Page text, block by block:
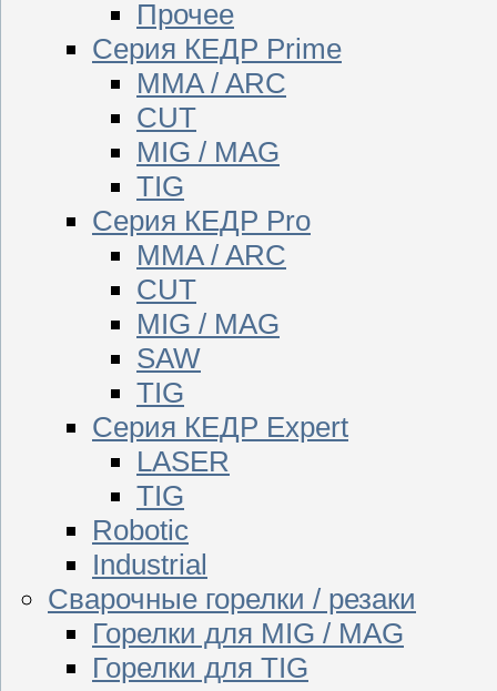
Прочее
Серия КЕДР Prime
MMA / ARC
CUT
MIG / MAG
TIG
Серия КЕДР Pro
MMA / ARC
CUT
MIG / MAG
SAW
TIG
Серия КЕДР Expert
LASER
TIG
Robotic
Industrial
Сварочные горелки / резаки
Горелки для MIG / MAG
Горелки для TIG